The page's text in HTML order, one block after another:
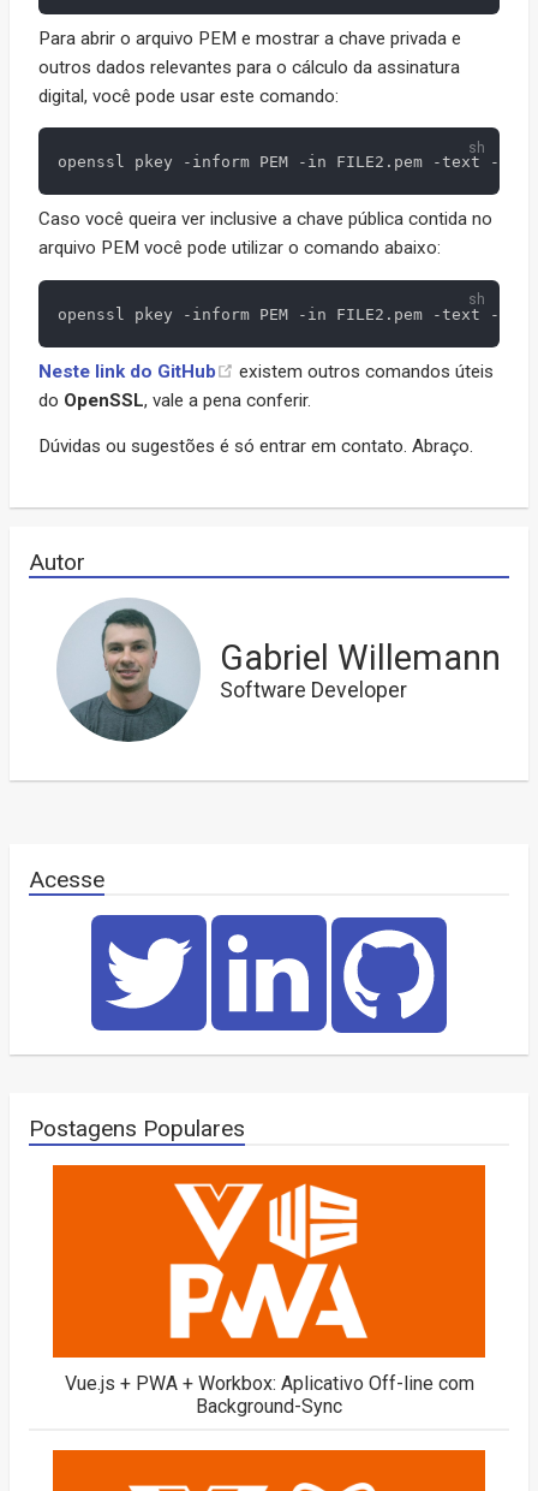
Para abrir o arquivo PEM e mostrar a chave privada e
outros dados relevantes para o cálculo da assinatura
digital, você pode usar este comando:
Caso você queira ver inclusive a chave pública contida no
arquivo PEM você pode utilizar o comando abaixo:
Neste link do GitHub
existem outros comandos úteis
do OpenSSL, vale a pena conferir.
Dúvidas ou sugestões é só entrar em contato. Abraço.
Autor
Gabriel Willemann
Software Developer
Acesse
Postagens Populares
Vue.js + PWA + Workbox: Aplicativo Off-line com
Background-Sync